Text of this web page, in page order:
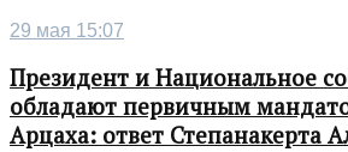
29 мая 15:07
Президент и Национальное
обладают первичным
Арцаха: ответ Степанакерта